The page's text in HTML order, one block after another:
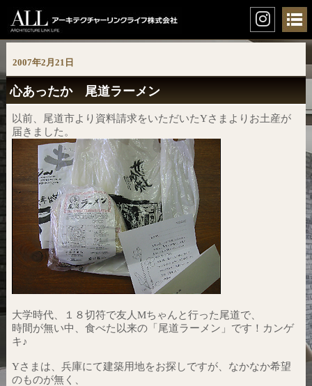
2007年2月21日
心あったか 尾道ラーメン
以前、尾道市より資料請求をいただいたYさまよりお土産が
届きました。
大学時代、１８切符で友人Mちゃんと行った尾道で、
時間が無い中、食べた以来の「尾道ラーメン」です！カンゲ
キ♪
Yさまは、兵庫にて建築用地をお探しですが、なかなか希望
のものが無く、